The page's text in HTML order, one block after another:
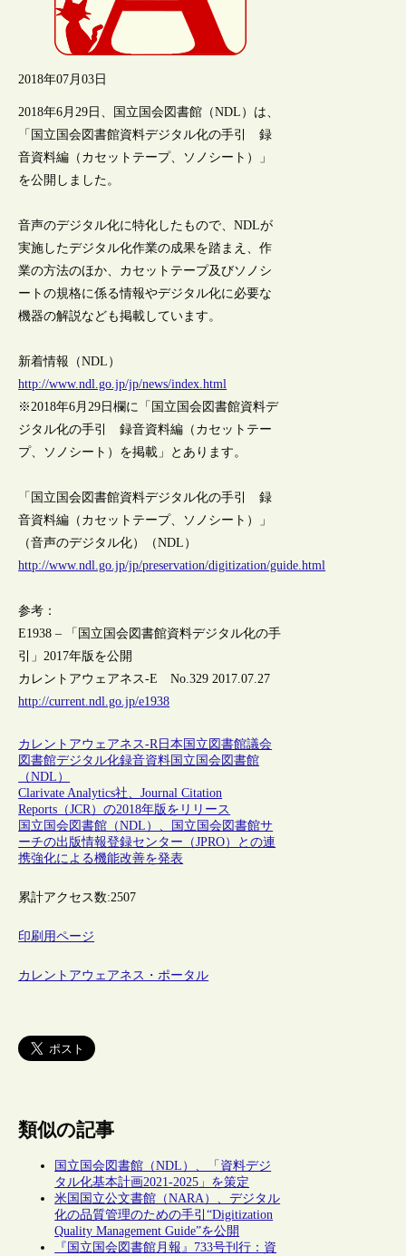
2018年07月03日
2018年6月29日、国立国会図書館（NDL）は、
「国立国会図書館資料デジタル化の手引 録
音資料編（カセットテープ、ソノシート）」
を公開しました。
音声のデジタル化に特化したもので、NDLが
実施したデジタル化作業の成果を踏まえ、作
業の方法のほか、カセットテープ及びソノシ
ートの規格に係る情報やデジタル化に必要な
機器の解説なども掲載しています。
新着情報（NDL）
http://www.ndl.go.jp/jp/news/index.html
※2018年6月29日欄に「国立国会図書館資料デ
ジタル化の手引 録音資料編（カセットテー
プ、ソノシート）を掲載」とあります。
「国立国会図書館資料デジタル化の手引 録
音資料編（カセットテープ、ソノシート）」
（音声のデジタル化）（NDL）
http://www.ndl.go.jp/jp/preservation/digitization/guide.html
参考：
E1938 – 「国立国会図書館資料デジタル化の手
引」2017年版を公開
カレントアウェアネス-E No.329 2017.07.27
http://current.ndl.go.jp/e1938
カレントアウェアネス-R 日本 国立図書館議会
図書館デジタル化録音資料国立国会図書館
（NDL）
Clarivate Analytics社、Journal Citation
Reports（JCR）の2018年版をリリース
国立国会図書館（NDL）、国立国会図書館サ
ーチの出版情報登録センター（JPRO）との連
携強化による機能改善を発表
累計アクセス数:2507
印刷用ページ
カレントアウェアネス・ポータル
類似の記事
国立国会図書館（NDL）、「資料デジ
タル化基本計画2021-2025」を策定
米国国立公文書館（NARA）、デジタル
化の品質管理のための手引“Digitization
Quality Management Guide”を公開
『国立国会図書館月報』733号刊行：資